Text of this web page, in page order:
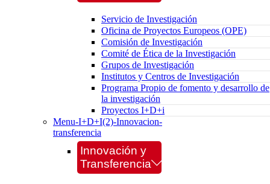
Servicio de Investigación
Oficina de Proyectos Europeos (OPE)
Comisión de Investigación
Comité de Ética de la Investigación
Grupos de Investigación
Institutos y Centros de Investigación
Programa Propio de fomento y desarrollo de
la investigación
Proyectos I+D+i
Menu-I+D+I(2)-Innovacion-
transferencia
Innovación y
Transferencia